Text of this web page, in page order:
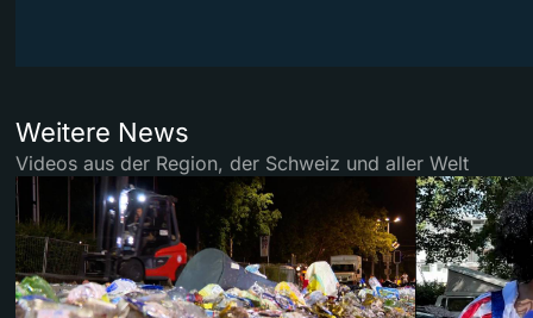
Weitere News
Videos aus der Region, der Schweiz und aller Welt